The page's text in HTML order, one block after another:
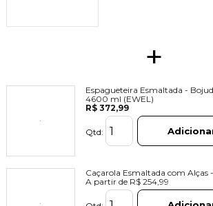
+
Espagueteira Esmaltada -
4600 ml (EWEL)
R$ 372,99
Qtd:
Caçarola Esmaltada com Alças
A partir de R$ 254,99